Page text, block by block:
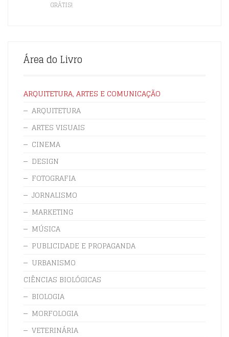
GRÁTIS!
Área do Livro
ARQUITETURA, ARTES E COMUNICAÇÃO
ARQUITETURA
ARTES VISUAIS
CINEMA
DESIGN
FOTOGRAFIA
JORNALISMO
MARKETING
MÚSICA
PUBLICIDADE E PROPAGANDA
URBANISMO
CIÊNCIAS BIOLÓGICAS
BIOLOGIA
MORFOLOGIA
VETERINÁRIA